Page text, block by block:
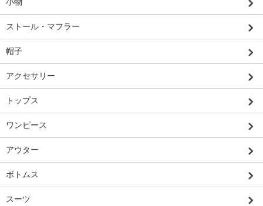
ストール・マフラー
帽子
アクセサリー
トップス
ワンピース
アウター
ボトムス
スーツ